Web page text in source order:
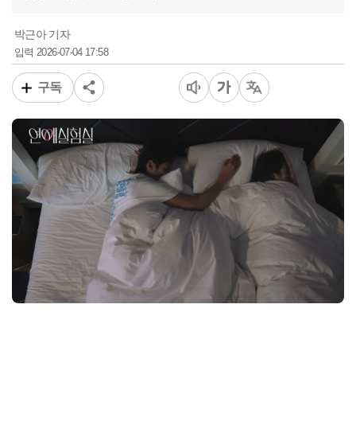
박근아 기자
입력2026-07-04 17:58
구독